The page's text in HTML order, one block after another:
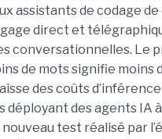
assistants de codage
direct et
conversationnelles. Le
de mots signifie moins
des coûts
déployant des agents IA
test réalisé par